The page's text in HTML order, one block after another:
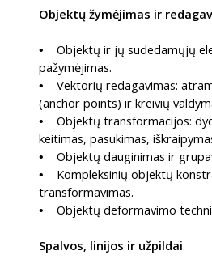
Objektų žymėjimas ir
•
Objektų ir jų sudedamųjų
pažymėjimas.
•
Vektorių redagavimas:
(anchor points) ir kreivių
•
Objektų transformacijos:
keitimas, pasukimas,
• Objektų dauginimas ir
•
Kompleksinių objektų
transformavimas.
• Objektų deformavimo
Spalvos, linijos ir užpildai